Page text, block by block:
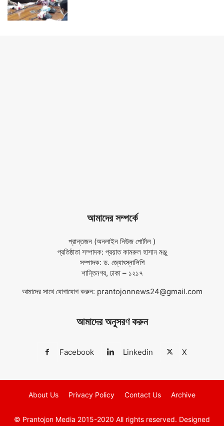
আমাদের সম্পর্কে
প্রান্তজন (অনলাইন নিউজ পোর্টাল )
প্রতিষ্ঠাতা সম্পাদক: প্রয়াত কামরুল হাসান মঞ্জু
সম্পাদক: ড. জ্যোৎস্নালিপি
শান্তিনগর, ঢাকা – ১২১৭
আমাদের সাথে যোগাযোগ করুন: prantojonnews24@gmail.com
আমাদের অনুসরণ করুন
Facebook Linkedin X
About Us Privacy Policy Contact Us Archive
© Prantojon Media 2015-2020 All rights reserved. Designed